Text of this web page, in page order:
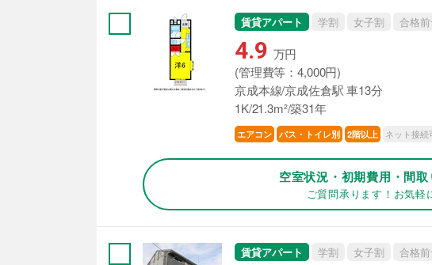
賃貸アパート 学割 女子割 合格
4.9 万円
(管理費等：4,000円)
京成本線/京成佐倉駅 車13分
1K/21.3m²/築31年
エアコン バス・トイレ別 2階以上 ネット接続
空室状況・初期費用・間
ご質問承ります！お気軽
賃貸アパート 学割 女子割 合格